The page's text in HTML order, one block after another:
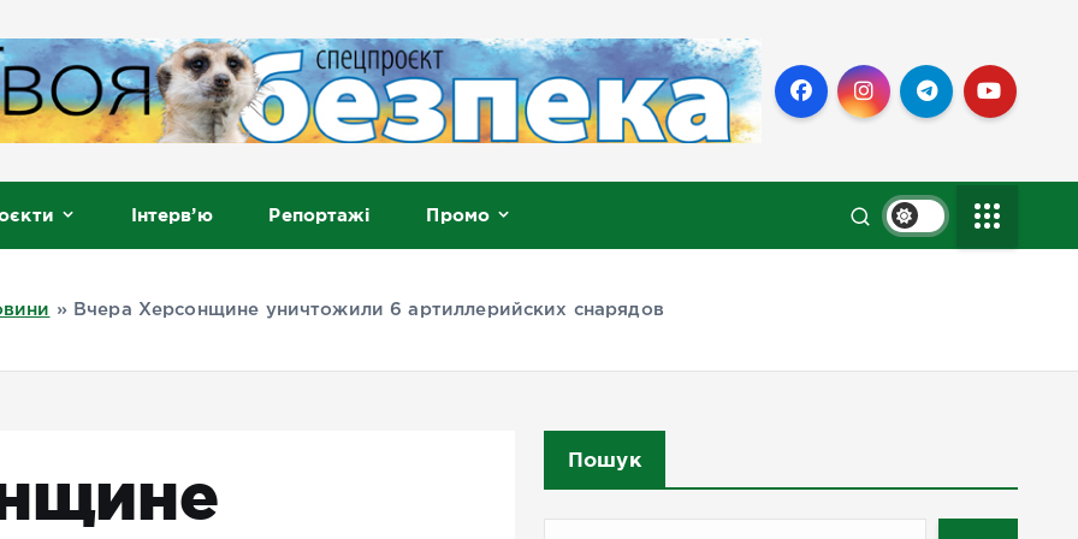
Інтерв’ю Репортажі Промо
» Вчера Херсонщине уничтожили 6 артиллерийских снарядов
Пошук